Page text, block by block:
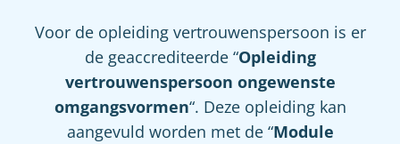
Voor de opleiding vertrouwenspersoon is er
de geaccrediteerde “Opleiding
vertrouwenspersoon ongewenste
omgangsvormen“. Deze opleiding kan
aangevuld worden met de “Module